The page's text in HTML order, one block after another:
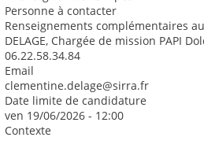
Personne à contacter
Renseignements complémentaires
DELAGE, Chargée de mission PAPI
06.22.58.34.84
Email
clementine.delage@sirra.fr
Date limite de candidature
ven 19/06/2026 - 12:00
Contexte